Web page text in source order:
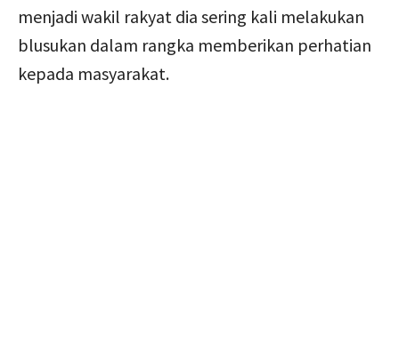
menjadi wakil rakyat dia sering kali melakukan
blusukan dalam rangka memberikan perhatian
kepada masyarakat.